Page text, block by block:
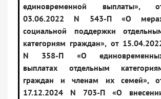
единовременной выплаты»,
03.06.2022 N 543-П «О
социальной поддержки
категориям граждан», от
N 358-П «О
выплатах отдельным
граждан и членам их семей»,
17.12.2024 N 703-П «О